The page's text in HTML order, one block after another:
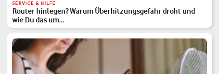
SERVICE & HILFE
Router hinlegen? Warum Überhitzungsgefahr droht und
wie Du das um…